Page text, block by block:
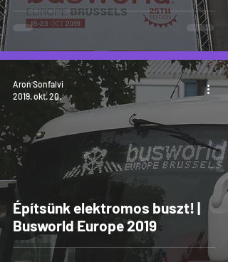
Építsünk elektromos buszt! |
Busworld Europe 2019
Aron Sonfalvi
2019. okt. 20.